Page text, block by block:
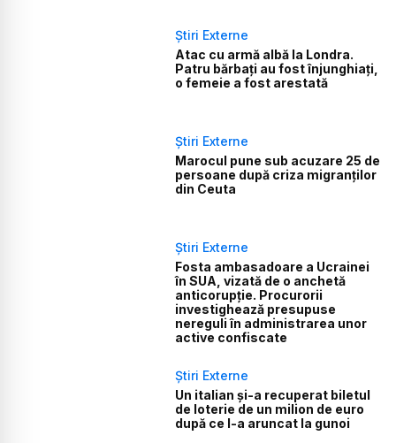
Știri Externe
Atac cu armă albă la Londra.
Patru bărbați au fost înjunghiați,
o femeie a fost arestată
Știri Externe
Marocul pune sub acuzare 25 de
persoane după criza migranților
din Ceuta
Știri Externe
Fosta ambasadoare a Ucrainei
în SUA, vizată de o anchetă
anticorupție. Procurorii
investighează presupuse
nereguli în administrarea unor
active confiscate
Știri Externe
Un italian și-a recuperat biletul
de loterie de un milion de euro
după ce l-a aruncat la gunoi